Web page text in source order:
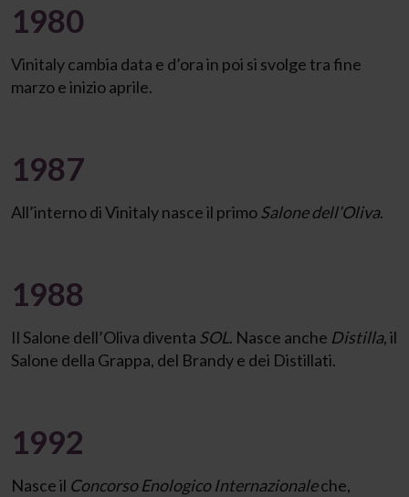
1980
Vinitaly cambia data e d’ora in poi si svolge tra fine
marzo e inizio aprile.
1987
All’interno di Vinitaly nasce il primoSalone dell’Oliva.
1988
Il Salone dell’Oliva diventa SOL. Nasce anche Distilla, il
Salone della Grappa, del Brandy e dei Distillati.
1992
Nasce il Concorso Enologico Internazionaleche,